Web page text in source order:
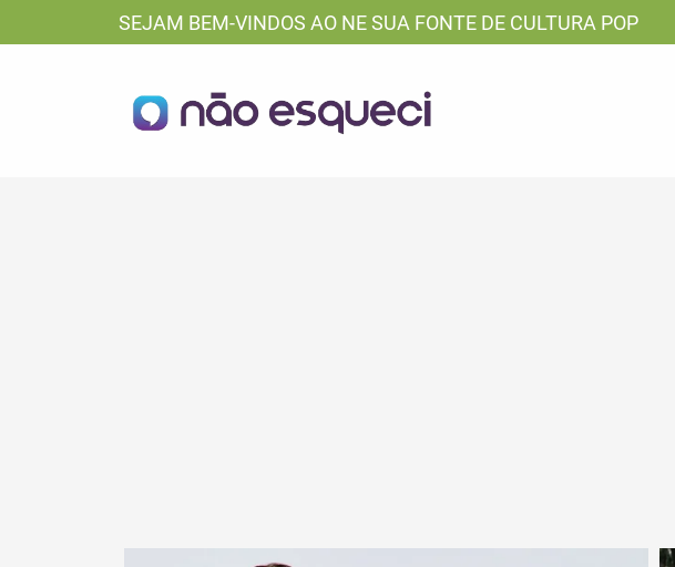
SEJAM BEM-VINDOS AO NE SUA FONTE DE CULTURA POP